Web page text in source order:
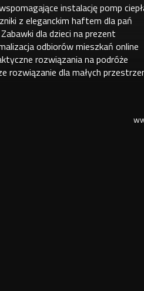
instalację pomp
z eleganckim haftem dla pań
Zabawki dla dzieci na prezent
odbiorów mieszkań online
rozwiązania na podróże
rozwiązanie dla małych